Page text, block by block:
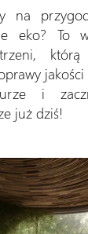
na
eko? To
i
już dziś!